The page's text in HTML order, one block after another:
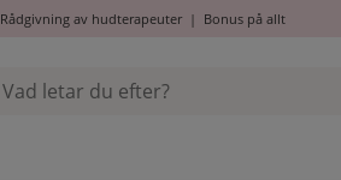
Rådgivning av hudterapeuter| Bonus på allt